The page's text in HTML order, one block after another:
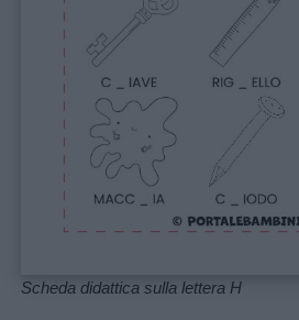
Disegni
colorare
Storie
per
bambini
Feste
Scheda didattica sulla lettera H